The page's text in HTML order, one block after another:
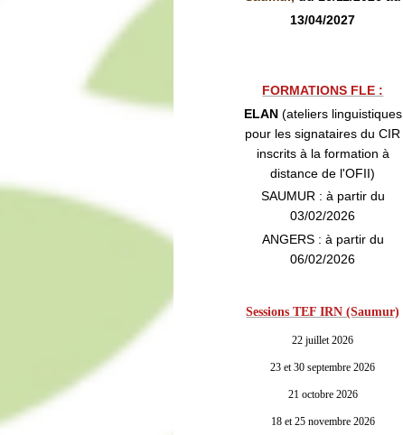
13/04/2027
FORMATIONS FLE :
ELAN(ateliers linguistiques
pour les signataires du CIR
inscrits à la formation à
distance de l'OFII)
SAUMUR : à partir du
03/02/2026
ANGERS : à partir du
06/02/2026
Sessions TEF IRN (Saumur)
22 juillet 2026
23 et 30 septembre 2026
21 octobre 2026
18 et 25 novembre 2026